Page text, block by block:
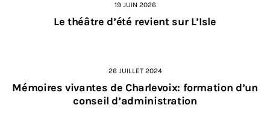
19 JUIN 2026
Le théâtre d’été revient sur L’Isle
26 JUILLET 2024
Mémoires vivantes de Charlevoix: formation d’un
conseil d’administration